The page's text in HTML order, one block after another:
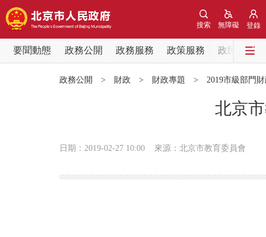
登錄
無障礙
搜索
要聞動態 政務公開 政務服務 政策服務
政民互動
政務公開 > 財政 > 財政專題 > 2019市級部門
北京
日期：2019-02-27 10:00 來源：北京市教育委員會